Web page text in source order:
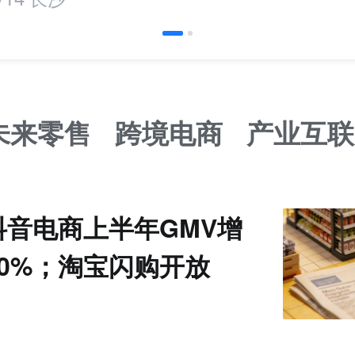
来零售 跨境电商 产业互
电商上半年GMV增
；淘宝闪购开放